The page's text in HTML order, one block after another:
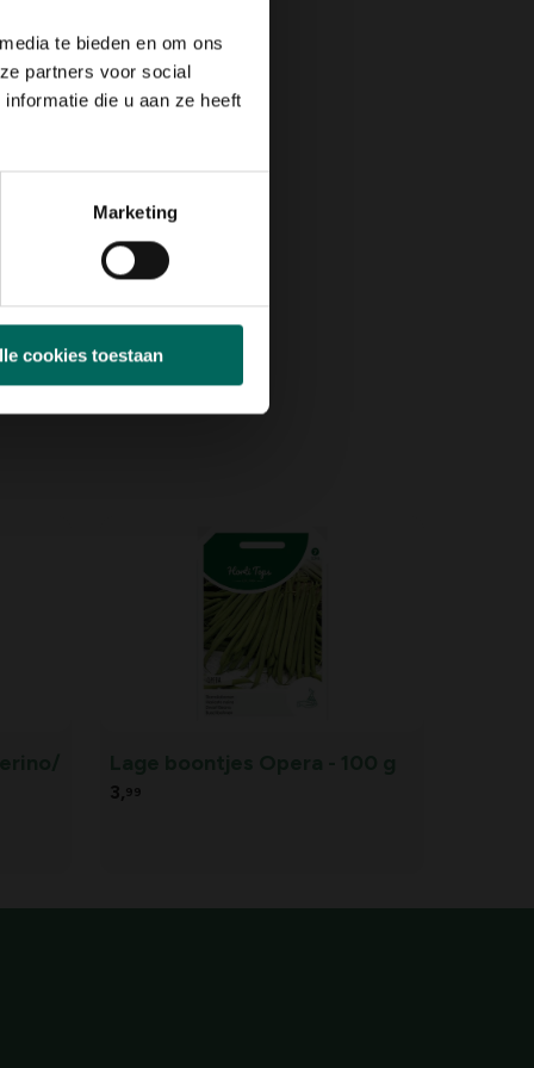
te bieden en om ons
partners voor social
die u aan ze heeft
Marketing
cookies toestaan
3,99